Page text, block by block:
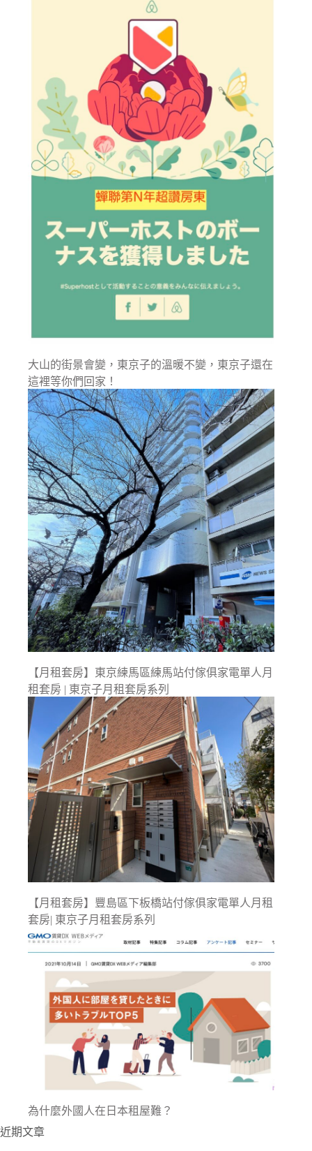
大山的街景會變，東京子的溫暖不變，東京子還在
這裡等你們回家！
【月租套房】東京練馬區練馬站付傢俱家電單人月
租套房 | 東京子月租套房系列
【月租套房】豐島區下板橋站付傢俱家電單人月租
套房| 東京子月租套房系列
為什麼外國人在日本租屋難？
近期文章